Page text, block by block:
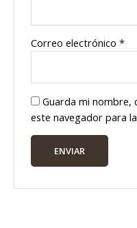
Correo electrónico*
Guarda mi nombre,
este navegador para